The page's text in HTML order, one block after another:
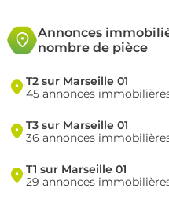
Annonces
nombre de pièce
T2 sur Marseille 01
45 annonces
T3 sur Marseille 01
36 annonces
T1 sur Marseille 01
29 annonces